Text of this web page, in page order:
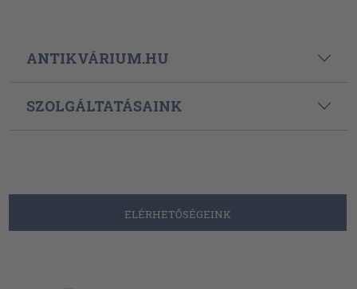
ANTIKVÁRIUM.HU
SZOLGÁLTATÁSAINK
ELÉRHETŐSÉGEINK